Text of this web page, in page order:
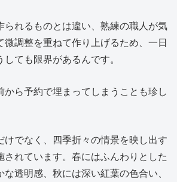
られるものとは違い、熟練の職人が気
微調整を重ねて作り上げるため、一日
ても限界があるんです。
から予約で埋まってしまうことも珍し
けでなく、四季折々の情景を映し出す
されています。春にはふんわりとした
透明感、秋には深い紅葉の色合い、